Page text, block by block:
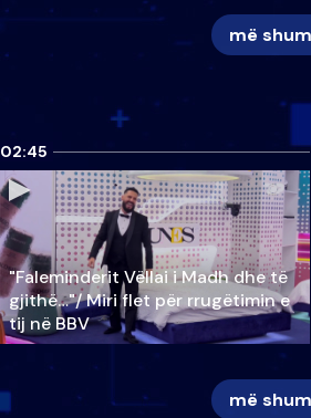
më
02:45
"Faleminderit Vëllai i Madh dhe të
gjithë…"/ Miri flet për rrugëtimin e
tij në BBV
më